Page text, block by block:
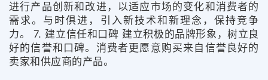
进行产品创新和改进，以适应市场的变化和消费者的
需求。与时俱进，引入新技术和新理念，保持竞争
力。 7. 建立信任和口碑 建立积极的品牌形象，树立良
好的信誉和口碑。消费者更愿意购买来自信誉良好的
卖家和供应商的产品。